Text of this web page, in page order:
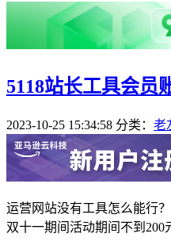
5118站长工具会员
2023-10-25 15:34:58 分类： 老
运营网站没有工具怎么能行
双十一期间活动期间不到200